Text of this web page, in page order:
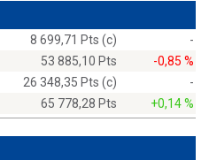
8 699,71 Pts (c)
-
53 885,10 Pts
-0,85 %
26 348,35 Pts (c)
-
65 778,28 Pts +0,14 %